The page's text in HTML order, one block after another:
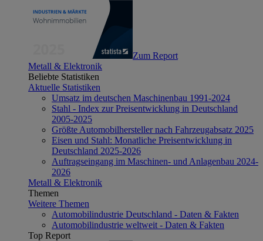
Zum Report
Metall & Elektronik
Beliebte Statistiken
Aktuelle Statistiken
Umsatz im deutschen Maschinenbau 1991-2024
Stahl - Index zur Preisentwicklung in Deutschland
2005-2025
Größte Automobilhersteller nach Fahrzeugabsatz 2025
Eisen und Stahl: Monatliche Preisentwicklung in
Deutschland 2025-2026
Auftragseingang im Maschinen- und Anlagenbau 2024-
2026
Metall & Elektronik
Themen
Weitere Themen
Automobilindustrie Deutschland - Daten & Fakten
Automobilindustrie weltweit - Daten & Fakten
Top Report